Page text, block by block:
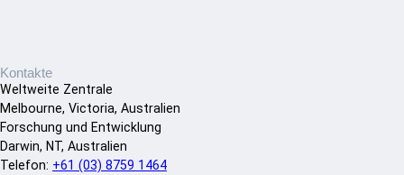
Kontakte
Weltweite Zentrale
Melbourne, Victoria, Australien
Forschung und Entwicklung
Darwin, NT, Australien
Telefon: +61 (03) 8759 1464